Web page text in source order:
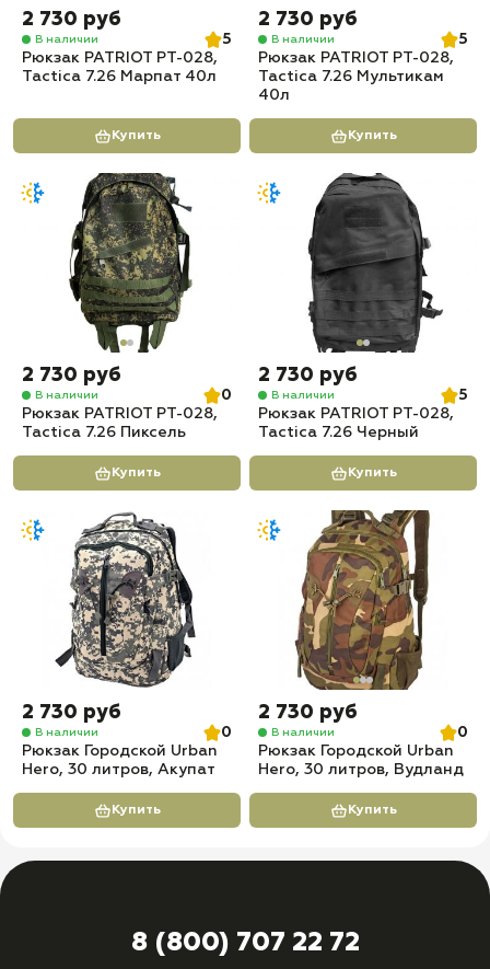
2 730 руб
В наличии
5
Рюкзак PATRIOT РТ-028,
Tactica 7.26 Марпат 40л
Купить
2 730 руб
В наличии
5
Рюкзак PATRIOT РТ-028,
Tactica 7.26 Мультикам
40л
Купить
2 730 руб
В наличии
0
Рюкзак PATRIOT РТ-028,
Tactica 7.26 Пиксель
Купить
2 730 руб
В наличии
5
Рюкзак PATRIOT РТ-028,
Tactica 7.26 Черный
Купить
2 730 руб
В наличии
0
Рюкзак Городской Urban
Hero, 30 литров, Акупат
Купить
2 730 руб
В наличии
0
Рюкзак Городской Urban
Hero, 30 литров, Вудланд
Купить
8 (800) 707 22 72